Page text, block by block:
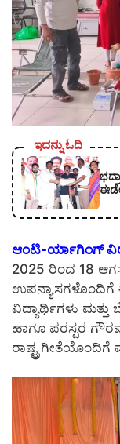
ಇದನ್ನು ಓದಿ
ಆಂಟಿ-ರ್ಯಾಗಿಂಗ್
2025 ರಿಂದ 18
ಉಪನ್ಯಾಸಗಳೊಂದಿಗೆ
ವಿದ್ಯಾರ್ಥಿಗಳು
ಹಾಗೂ ಪರಸ್ಪರ